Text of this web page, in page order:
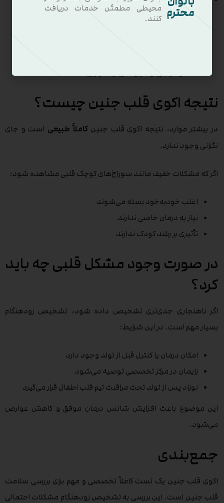
وجود سوراخ در دیواره قلب (نقص سپتوم)
اختلال در جریان خون شریان‌ها و وریدها
نتیجه اکوی قلب جنین چیست؟
در بیشتر موارد، نتیجه اکوی قلب جنینکاملاً طبیعی است و جای
نگرانی وجود ندارد.
اگر که مشکلات خفیف مانند سوراخ‌های کوچک قلبی مشاهده شود:
اغلب خودبه‌خود بسته می‌شوند
نیاز به درمان خاصی ندارند
تأثیری بر رشد کودک ندارند
در صورت وجود مشکل قلبی چه باید
کرد؟
اگر ناهنجاری جدی‌تری تشخیص داده شود، تشخیص زودهنگام
بسیار مهم است. در این شرایط:
امکان درمان یا کنترل قبل از تولد وجود دارد
زایمان در مرکز تخصصی توصیه می‌شود
نوزاد پس از تولد تحت مراقبت تیم قلب اطفال قرار می‌گیرد
این موضوع باعث افزایش شانس درمان موفق و کاهش عوارض
می‌شود.
جمع‌بندی
اکوی قلب جنین یک تست کاملاً تخصصی و مهم برای بررسی سلامت
قلب جنین است. این بررسی به تشخیص زودهنگام مشکلات احتمالی
محترم محیطی مطمئن خدمات دریافت
کنند.